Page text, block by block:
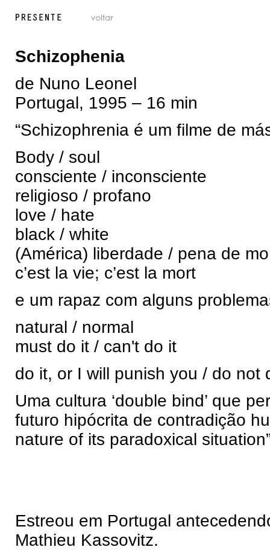
Schizophenia
de Nuno Leonel
Portugal, 1995 – 16 min
“Schizophrenia é um filme de
Body / soul
consciente / inconsciente
religioso / profano
love / hate
black / white
(América) liberdade / pena de
c’est la vie; c’est la mort
e um rapaz com alguns
natural / normal
must do it / can't do it
do it, or I will punish you / do not
Uma cultura ‘double bind’ que
futuro hipócrita de contradição
nature of its paradoxical
Estreou em Portugal
Mathieu Kassovitz.